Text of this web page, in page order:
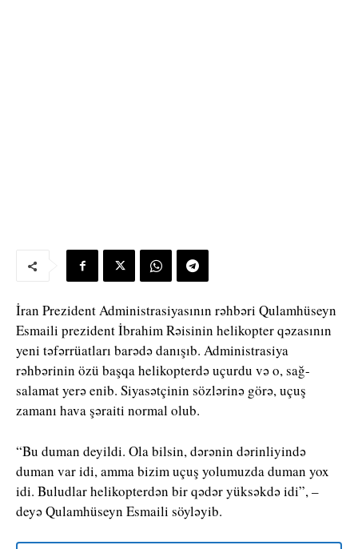
İran Prezident Administrasiyasının rəhbəri Qulamhüseyn
Esmaili prezident İbrahim Rəisinin helikopter qəzasının
yeni təfərrüatları barədə danışıb. Administrasiya
rəhbərinin özü başqa helikopterdə uçurdu və o, sağ-
salamat yerə enib. Siyasətçinin sözlərinə görə, uçuş
zamanı hava şəraiti normal olub.
“Bu duman deyildi. Ola bilsin, dərənin dərinliyində
duman var idi, amma bizim uçuş yolumuzda duman yox
idi. Buludlar helikopterdən bir qədər yüksəkdə idi”, –
deyə Qulamhüseyn Esmaili söyləyib.